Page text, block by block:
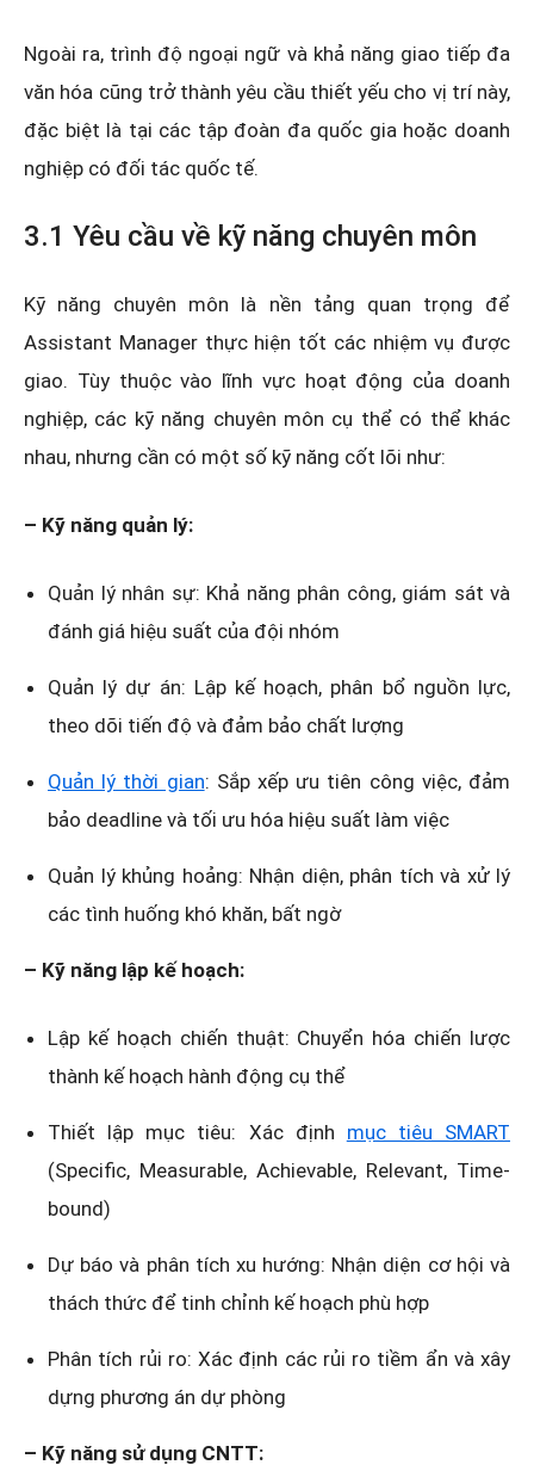
Ngoài ra, trình độ ngoại ngữ và khả năng giao tiếp đa
văn hóa cũng trở thành yêu cầu thiết yếu cho vị trí này,
đặc biệt là tại các tập đoàn đa quốc gia hoặc doanh
nghiệp có đối tác quốc tế.
3.1 Yêu cầu về kỹ năng chuyên môn
Kỹ năng chuyên môn là nền tảng quan trọng để
Assistant Manager thực hiện tốt các nhiệm vụ được
giao. Tùy thuộc vào lĩnh vực hoạt động của doanh
nghiệp, các kỹ năng chuyên môn cụ thể có thể khác
nhau, nhưng cần có một số kỹ năng cốt lõi như:
– Kỹ năng quản lý:
Quản lý nhân sự: Khả năng phân công, giám sát và
đánh giá hiệu suất của đội nhóm
Quản lý dự án: Lập kế hoạch, phân bổ nguồn lực,
theo dõi tiến độ và đảm bảo chất lượng
Quản lý thời gian: Sắp xếp ưu tiên công việc, đảm
bảo deadline và tối ưu hóa hiệu suất làm việc
Quản lý khủng hoảng: Nhận diện, phân tích và xử lý
các tình huống khó khăn, bất ngờ
– Kỹ năng lập kế hoạch:
Lập kế hoạch chiến thuật: Chuyển hóa chiến lược
thành kế hoạch hành động cụ thể
Thiết lập mục tiêu: Xác định mục tiêu SMART
(Specific, Measurable, Achievable, Relevant, Time-
bound)
Dự báo và phân tích xu hướng: Nhận diện cơ hội và
thách thức để tinh chỉnh kế hoạch phù hợp
Phân tích rủi ro: Xác định các rủi ro tiềm ẩn và xây
dựng phương án dự phòng
– Kỹ năng sử dụng CNTT: